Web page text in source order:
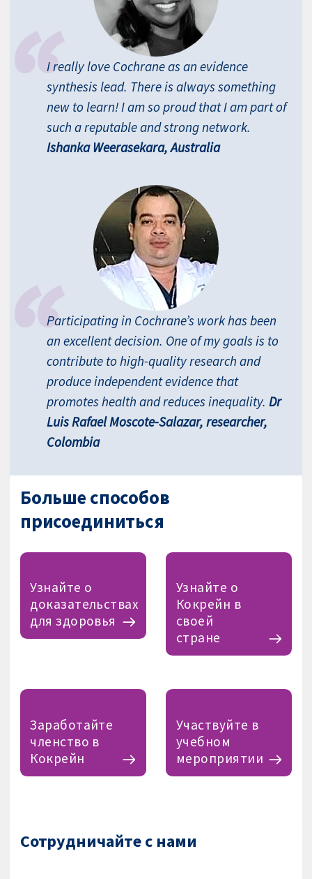
I really love Cochrane as an evidence
synthesis lead. There is always something
new to learn! I am so proud that I am part of
such a reputable and strong network.
Ishanka Weerasekara, Australia
Participating in Cochrane’s work has been
an excellent decision. One of my goals is to
contribute to high-quality research and
produce independent evidence that
promotes health and reduces inequality. Dr
Luis Rafael Moscote-Salazar, researcher,
Colombia
Больше способов
присоединиться
Узнайте о
доказательствах
для здоровья
Узнайте о
Кокрейн в
своей
стране
Заработайте
членство в
Кокрейн
Участвуйте в
учебном
мероприятии
Сотрудничайте с нами